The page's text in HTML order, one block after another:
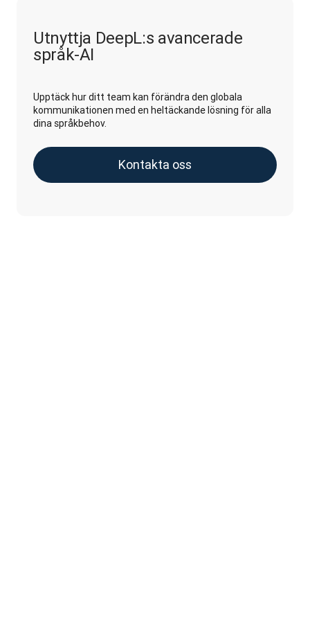
Utnyttja DeepL:s avancerade
språk-AI
Upptäck hur ditt team kan förändra den globala
kommunikationen med en heltäckande lösning för alla
dina språkbehov.
Kontakta oss